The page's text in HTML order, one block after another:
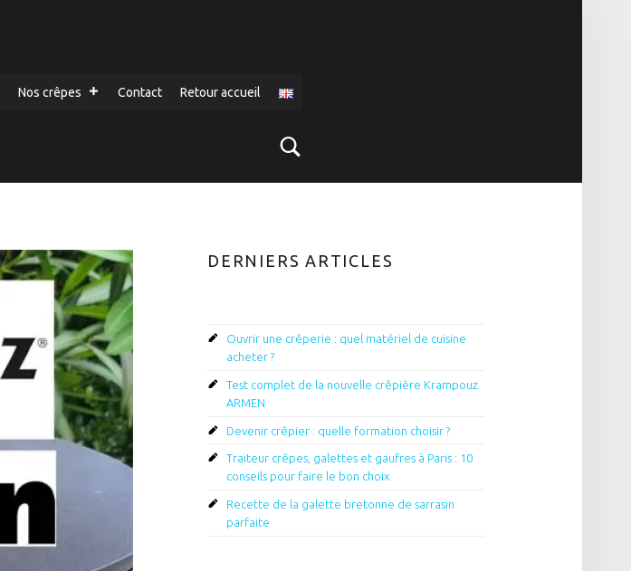
Nos crêpes Contact Retour accueil
DERNIERS ARTICLES
Ouvrir une crêperie : quel matériel de cuisine
acheter ?
Test complet de la nouvelle crêpière Krampouz
ARMEN
Devenir crêpier : quelle formation choisir ?
Traiteur crêpes, galettes et gaufres à Paris : 10
conseils pour faire le bon choix
Recette de la galette bretonne de sarrasin
parfaite